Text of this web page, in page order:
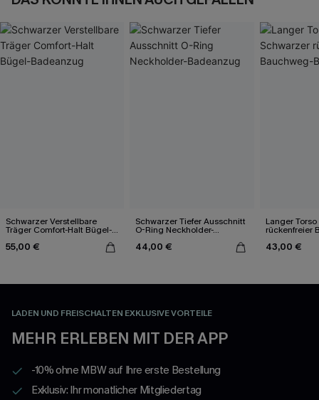
Schwarzer Verstellbare
Träger Comfort-Halt Bügel-
55,00 €
Schwarzer Tiefer Ausschnitt
O-Ring Neckholder-
44,00 €
Langer
rückenfreier
43,00 €
LADEN UND FREISCHALTEN EXKLUSIVE VORTEILE
MEHR ERLEBEN MIT DER APP
-10% ohne MBW auf Ihre erste Bestellung
Exklusiv: Ihr monatlicher Mitgliedertag